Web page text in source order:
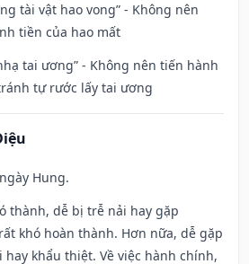
tài vật hao vong” - Không nên
tiền của hao mất
tai ương” - Không nên tiến hành
tự rước lấy tai ương
Hung.
thành, dễ bị trễ nải hay gặp
khó hoàn thành. Hơn nữa, dễ gặp
khẩu thiệt. Về việc hành chính,